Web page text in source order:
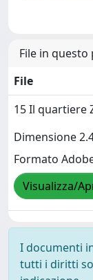
File in
File
15 Il quartiere
Dimensione
Formato
Visualizza/
I documenti
tutti i diritti